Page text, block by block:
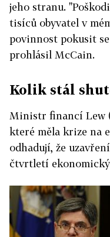
jeho stranu.
tisíců obyvatel v
povinnost pokusit
prohlásil McCain.
Kolik stál
Ministr financí Lew
které měla krize na
odhadují, že
čtvrtletí